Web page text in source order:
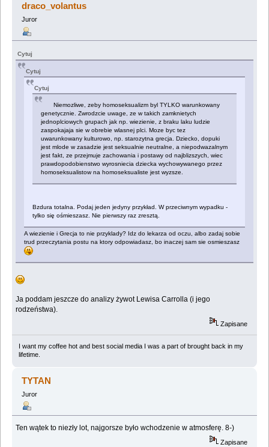
draco_volantus
Juror
Cytuj
Cytuj
Cytuj
Niemozliwe, zeby homoseksualizm byl TYLKO warunkowany
genetycznie. Zwrodzcie uwage, ze w takich zamknietych
jednoplciowych grupach jak np. wiezienie, z braku laku ludzie
zaspokajaja sie w obrebie wlasnej plci. Moze byc tez
uwarunkowany kulturowo, np. starozytna grecja. Dziecko, dopuki
jest mlode w zasadzie jest seksualnie neutralne, a niepodwazalnym
jest fakt, ze przejmuje zachowania i postawy od najblizszych, wiec
prawdopodobienstwo wyrosniecia dziecka wychowywanego przez
homoseksualistow na homoseksualiste jest wyzsze.
Bzdura totalna. Podaj jeden jedyny przykład. W przeciwnym wypadku -
tylko się ośmieszasz. Nie pierwszy raz zresztą.
A wiezienie i Grecja to nie przyklady? Idz do lekarza od oczu, albo zadaj sobie
trud przeczytania postu na ktory odpowiadasz, bo inaczej sam sie osmieszasz
Ja poddam jeszcze do analizy żywot Lewisa Carrolla (i jego
rodzeństwa).
Zapisane
I want my coffee hot and best social media I was a part of brought back in my
lifetime.
TYTAN
Juror
Ten wątek to niezły lot, najgorsze było wchodzenie w atmosferę. 8-)
Zapisane